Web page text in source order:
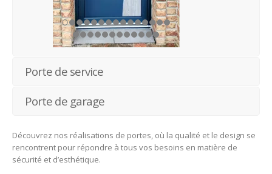
Porte de service
Porte de garage
Découvrez nos réalisations de portes, où la qualité et le design se
rencontrent pour répondre à tous vos besoins en matière de
sécurité et d’esthétique.